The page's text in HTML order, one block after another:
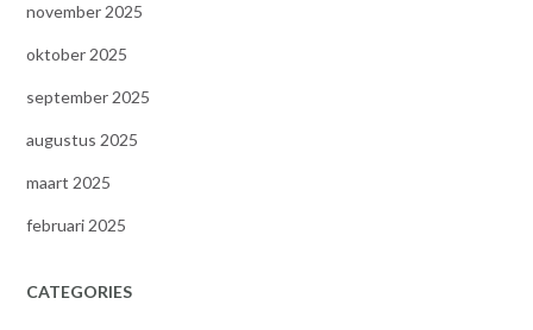
november 2025
oktober 2025
september 2025
augustus 2025
maart 2025
februari 2025
CATEGORIES